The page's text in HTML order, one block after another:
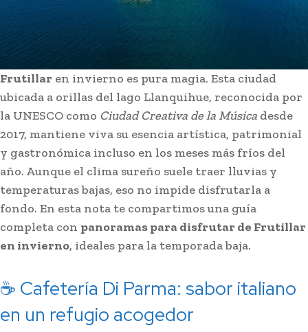
Frutillar en invierno es pura magia. Esta ciudad
ubicada a orillas del lago Llanquihue, reconocida por
la UNESCO como Ciudad Creativa de la Música desde
2017, mantiene viva su esencia artística, patrimonial
y gastronómica incluso en los meses más fríos del
año. Aunque el clima sureño suele traer lluvias y
temperaturas bajas, eso no impide disfrutarla a
fondo. En esta nota te compartimos una guía
completa con panoramas para disfrutar de Frutillar
en invierno, ideales para la temporada baja.
☕ Cafetería Di Parma: sabor italiano
en un refugio acogedor